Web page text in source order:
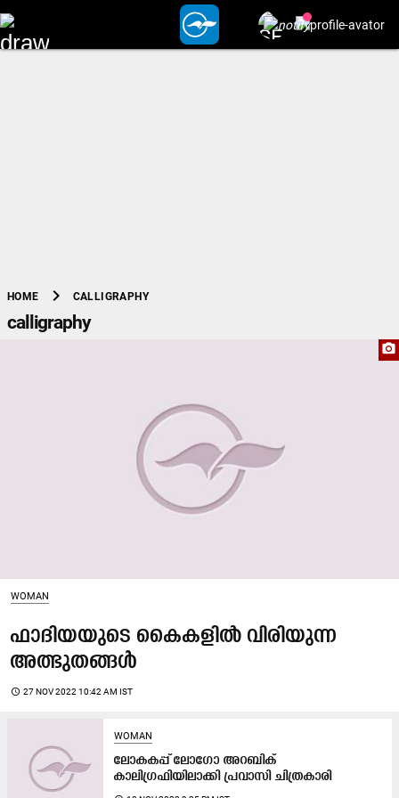
HOME chevron_right CALLIGRAPHY
calligraphy
camera_alt
WOMAN
ഫാദിയയുടെ കൈകളിൽ വിരിയുന്ന
അത്ഭുതങ്ങൾ
access_time 27 NOV 2022 10:42 AM IST
WOMAN
ലോകകപ്പ് ലോഗോ അറബിക്
കാലിഗ്രഫിയിലാക്കി പ്രവാസി ചിത്രകാരി